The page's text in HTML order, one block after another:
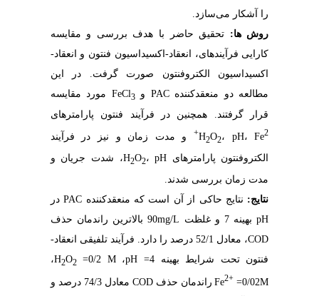
را آشکار می‌سازد
روش­ ها: تحقیق حاضر با هدف بررسی و مقایسه
کارایی فرآیندهای، انعقاد-اکسیداسیون فنتون و انعقاد-
اکسیداسیون الکتروفنتون صورت گرفت. در این
مطالعه دو منعقدکنندهPAC و FeCl3
مورد مقایسه
قرار گرفتند. همچنین در فرآیند فنتون پارامترهای
H2O2، pH،Fe2+
و مدت زمان و نیز در فرآیند
الکتروفنتون پارامترهای
H2O2،pH
، شدت جریان و
مدت زمان بررسی شدند.
نتایج: نتایج حاکی از آن است که منعقدکننده PACدر
pHبهینه 7 و غلظت mg/L90 بالاترین راندمان حذف
COD
، معادل 52/1 درصد را دارد. فرآیند تلفیقی انعقاد-
فنتون تحت شرایط بهینه 4
=
pH،M
=
H2O2 ،
M
0/02
=
Fe2+ راندمان حذف COD
معادل 74/3 درصد و